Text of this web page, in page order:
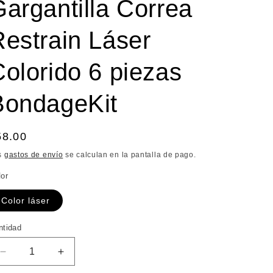
Correa
Láser
6 piezas
gastos de envío se calculan en la pantalla de pago.
Color láser
Reducir
cantidad
Aumentar
cantidad